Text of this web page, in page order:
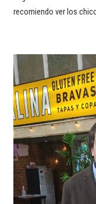
recomiendo ver los